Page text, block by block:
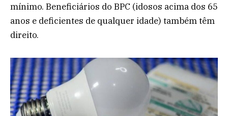
mínimo. Beneficiários do BPC (idosos acima dos 65
anos e deficientes de qualquer idade) também têm
direito.